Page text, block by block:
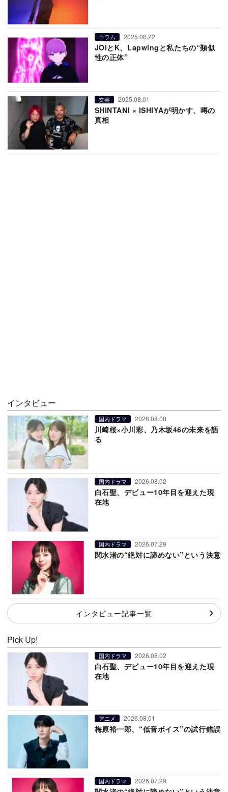
コラム 2025.06.22
JOIとK、Lapwingと私たちの“類似
性の正体”
文芸 2025.08.01
SHINTANI × ISHIYAが明かす、噂の
真相
インタビュー
国内ドラマ 2026.08.08
川﨑桜×小川彩、乃木坂46の未来を語
る
国内ドラマ 2026.08.02
白石聖、デビュー10年目を迎えた現
在地
国内ドラマ 2026.07.29
関水渚の“絶対に諦めない”という決意
インタビュー記事一覧
Pick Up!
国内ドラマ 2026.08.02
白石聖、デビュー10年目を迎えた現
在地
アニメ 2026.08.01
梅原裕一郎、“低音ボイス”の試行錯誤
国内ドラマ 2026.07.29